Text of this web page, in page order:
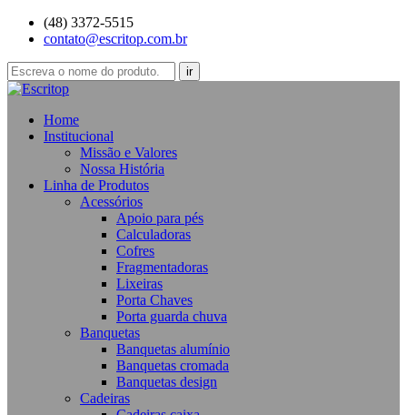
(48) 3372-5515
contato@escritop.com.br
Home
Institucional
Missão e Valores
Nossa História
Linha de Produtos
Acessórios
Apoio para pés
Calculadoras
Cofres
Fragmentadoras
Lixeiras
Porta Chaves
Porta guarda chuva
Banquetas
Banquetas alumínio
Banquetas cromada
Banquetas design
Cadeiras